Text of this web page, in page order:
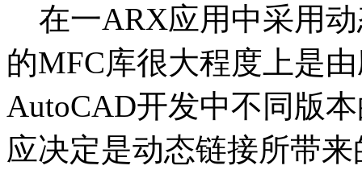
在一ARX应用中采用动
的MFC库很大程度上是
AutoCAD开发中不同版
应决定是动态链接所带